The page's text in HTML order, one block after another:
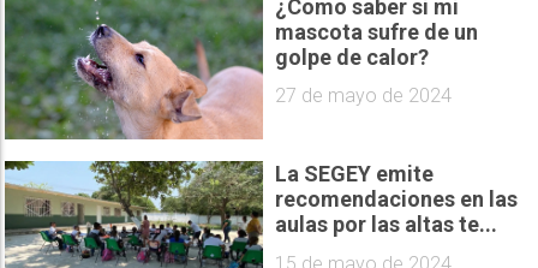
¿Como saber si mi
mascota sufre de un
golpe de calor?
27 de mayo de 2024
La SEGEY emite
recomendaciones en las
aulas por las altas te...
15 de mayo de 2024